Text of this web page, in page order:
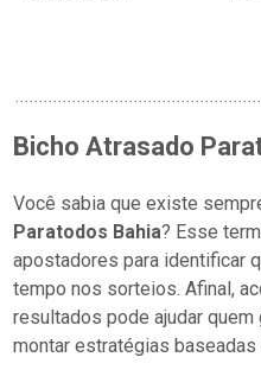
Bicho Atrasado
Você sabia que existe
Paratodos Bahia? Esse
apostadores para identificar
tempo nos sorteios. Afinal,
resultados pode ajudar
montar estratégias